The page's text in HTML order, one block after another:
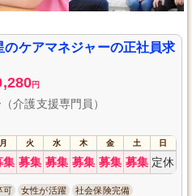
ケアマネジャーの正社員求
円
介護支援専門員）
月 火 水 木 金 土 日
集 募集 募集 募集 募集 募集 定休
可 女性が活躍 社会保険完備